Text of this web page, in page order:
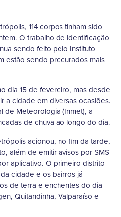
114 corpos tinham sido
O trabalho de identificação
sendo feito pelo Instituto
estão sendo procurados mais
dia 15 de fevereiro, mas desde
a cidade em diversas ocasiões.
de Meteorologia (Inmet), a
de chuva ao longo do dia.
acionou, no fim da tarde,
além de emitir avisos por SMS
aplicativo. O primeiro distrito
cidade e os bairros já
de terra e enchentes do dia
Quitandinha, Valparaíso e